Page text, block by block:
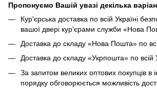
Пропонуємо Вашій увазі декілька
Кур'єрська доставка по всій Україні
вашої двері кур'єрами служби «Нова
Доставка до складу «Нова Пошта» по
Доставка до складу «Укрпошта» по всій
За запитом великих оптових покупців в
порядку обговорюється можливість